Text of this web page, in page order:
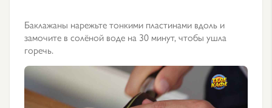
Баклажаны нарежьте тонкими пластинами вдоль и
замочите в солёной воде на 30 минут, чтобы ушла
горечь.